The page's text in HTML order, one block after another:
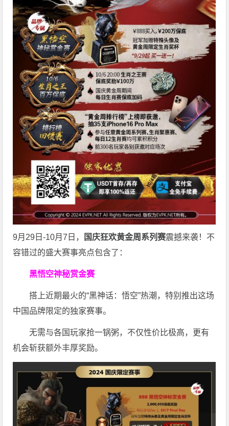
9月29日-10月7日， 国庆狂欢黄金周系列赛震撼来袭！不
容错过的盛大赛事亮点包含了：
黑悟空神秘赏金赛
搭上近期最火的“黑神话：悟空”热潮，特别推出这场
中国品牌限定的独家赛事。
无需与各国玩家抢一锅粥，不仅性价比极高，更有
机会斩获额外丰厚奖励。